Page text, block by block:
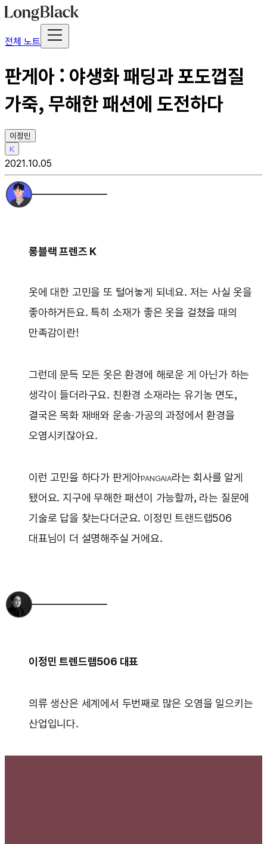
전체 노트
판게아 : 야생화 패딩과 포도껍질
가죽, 무해한 패션에 도전하다
이정민
K
2021.10.05
롱블랙 프렌즈 K
옷에 대한 고민을 또 털어놓게 되네요. 저는 사실 옷을
좋아하거든요. 특히 소재가 좋은 옷을 걸쳤을 때의
만족감이란!
그런데 문득 모든 옷은 환경에 해로운 게 아닌가 하는
생각이 들더라구요. 친환경 소재라는 유기농 면도,
결국은 목화 재배와 운송·가공의 과정에서 환경을
오염시키잖아요.
이런 고민을 하다가 판게아PANGAIA라는 회사를 알게
됐어요. 지구에 무해한 패션이 가능할까, 라는 질문에
기술로 답을 찾는다더군요. 이정민 트랜드랩506
대표님이 더 설명해주실 거에요.
이정민 트렌드랩506 대표
의류 생산은 세계에서 두번째로 많은 오염을 일으키는
산업입니다.